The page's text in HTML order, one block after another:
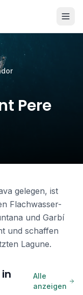
Pere
gelegen, ist
Flachwasser-
und Garbí
und schaffen
Lagune.
Alle
anzeigen